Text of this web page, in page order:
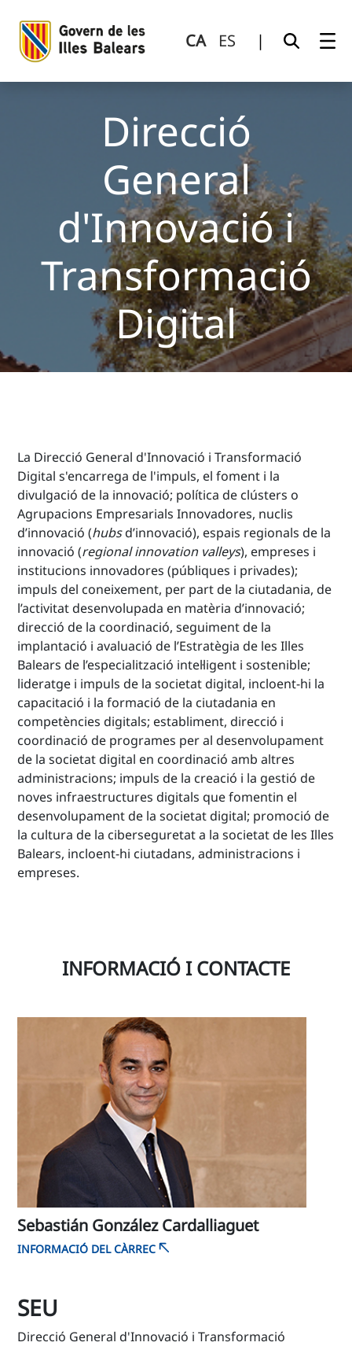
CA ES |
Direcció
General
d'Innovació i
Transformació
Digital
La Direcció General d'Innovació i Transformació
Digital s'encarrega de l'impuls, el foment i la
divulgació de la innovació; política de clústers o
Agrupacions Empresarials Innovadores, nuclis
d’innovació (hubsd’innovació), espais regionals de la
innovació (regional innovation valleys), empreses i
institucions innovadores (públiques i privades);
impuls del coneixement, per part de la ciutadania, de
l’activitat desenvolupada en matèria d’innovació;
direcció de la coordinació, seguiment de la
implantació i avaluació de l’Estratègia de les Illes
Balears de l’especialització intel·ligent i sostenible;
lideratge i impuls de la societat digital, incloent-hi la
capacitació i la formació de la ciutadania en
competències digitals; establiment, direcció i
coordinació de programes per al desenvolupament
de la societat digital en coordinació amb altres
administracions; impuls de la creació i la gestió de
noves infraestructures digitals que fomentin el
desenvolupament de la societat digital; promoció de
la cultura de la ciberseguretat a la societat de les Illes
Balears, incloent-hi ciutadans, administracions i
empreses.
INFORMACIÓ I CONTACTE
Sebastián González Cardalliaguet
INFORMACIÓ DEL CÀRREC
SEU
Direcció General d'Innovació i Transformació